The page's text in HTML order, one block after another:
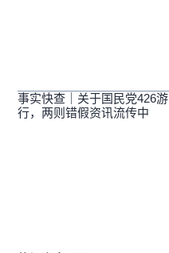
事实快查｜关于国民党426游
行，两则错假资讯流传中